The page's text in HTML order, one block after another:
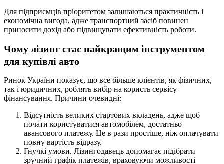
Для підприємців пріоритетом залишаються практичність і
економічна вигода, адже транспортний засіб повинен
приносити дохід або підвищувати ефективність роботи.
Чому лізинг стає найкращим інструментом
для купівлі авто
Ринок України показує, що все більше клієнтів, як фізичних,
так і юридичних, роблять вибір на користь сервісу
фінансування. Причини очевидні:
Відсутність великих стартових вкладень, адже щоб
почати користуватися автомобілем, достатньо
авансового платежу. Це в рази простіше, ніж оплачувати
повну вартість відразу.
Гнучкі умови. Лізингодавець допомагає підібрати
зручний графік платежів, враховуючи можливості